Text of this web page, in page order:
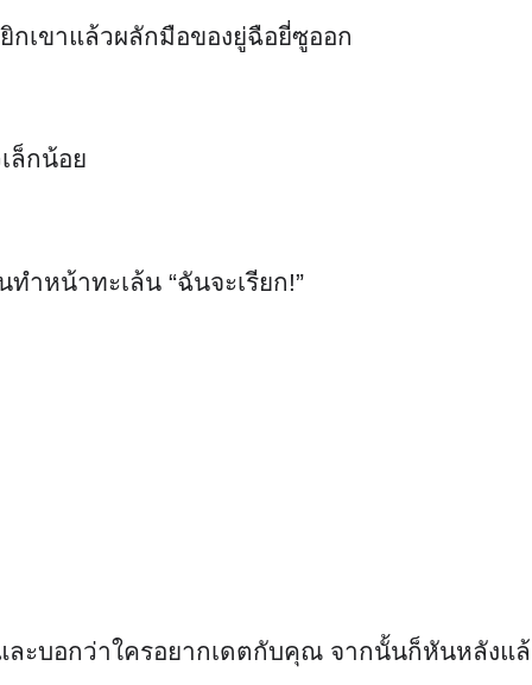
เขาแล้วผลักมือของยู่ฉือยี่ซูออก
ล็กน้อย
ำหน้าทะเล้น “ฉันจะเรียก!”
ละบอกว่าใครอยากเดตกับคุณ จากนั้นก็หันหลังแ